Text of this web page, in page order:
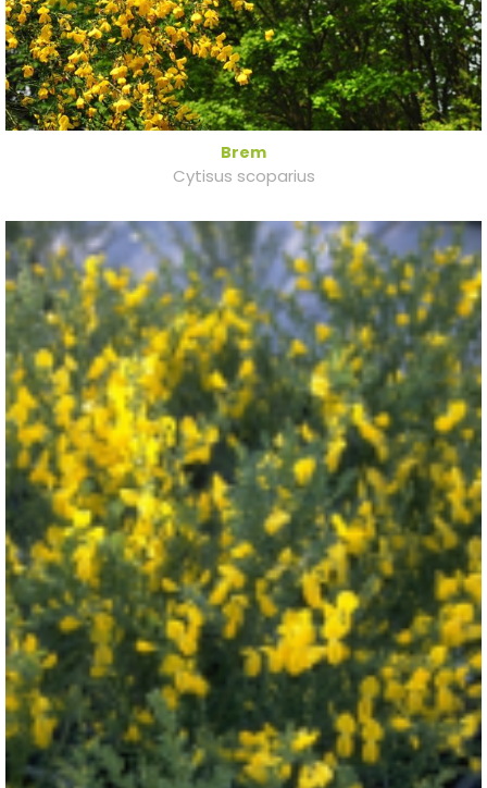
Brem
Cytisus scoparius
Brem
Cytisus x praecox 'Gold Speer'